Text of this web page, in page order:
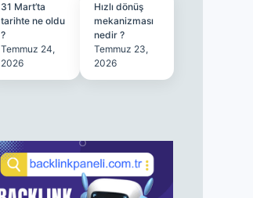
31 Mart’ta
tarihte ne oldu
?
Temmuz 24,
2026
Hızlı dönüş
mekanizması
nedir ?
Temmuz 23,
2026